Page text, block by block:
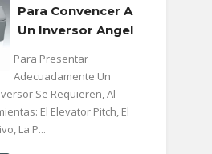
Para Convencer A
Un Inversor Angel
Para Presentar
Adecuadamente Un
Se Requieren, Al
El Elevator Pitch, El
La P...